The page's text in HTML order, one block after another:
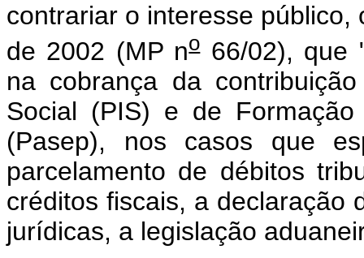
contrariar o interesse
de 2002 (MP no66/02), que
na cobrança da
Social (PIS) e de
(Pasep), nos casos que
parcelamento de débitos
créditos fiscais, a declaração
jurídicas, a legislação